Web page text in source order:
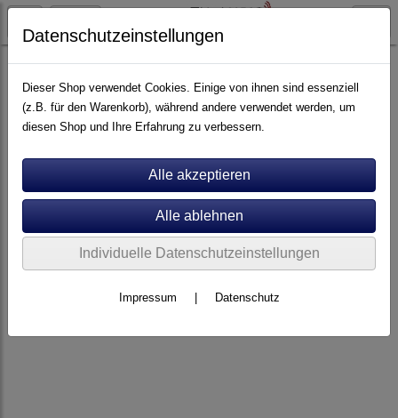
Elektronik Vorverstärker
Datenschutzeinstellungen
Dieser Shop verwendet Cookies. Einige von ihnen sind essenziell
(z.B. für den Warenkorb), während andere verwendet werden, um
diesen Shop und Ihre Erfahrung zu verbessern.
Individuelle Datenschutzeinstellungen
Impressum Datenschutz